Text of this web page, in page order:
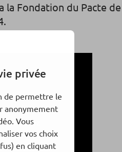
la Fondation du Pacte
devez
Réseaux
cliquant ici.
privée
de permettre le
anonymement
Vous
vos choix
en cliquant